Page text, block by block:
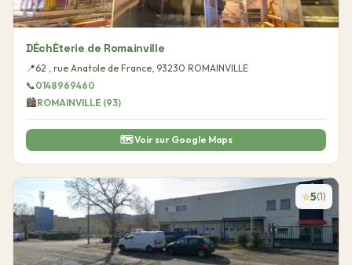
DÉchÈterie de Romainville
📍62 , rue Anatole de France, 93230 ROMAINVILLE
📞0148969460
🏙️ROMAINVILLE (93)
🗺️ Voir sur Google Maps
⭐5(1)